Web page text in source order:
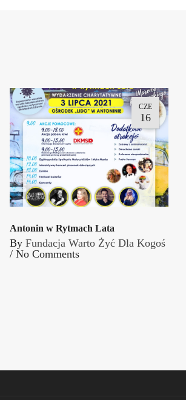
CZE
16
Antonin w Rytmach Lata
By Fundacja Warto Żyć Dla Kogoś
/ No Comments